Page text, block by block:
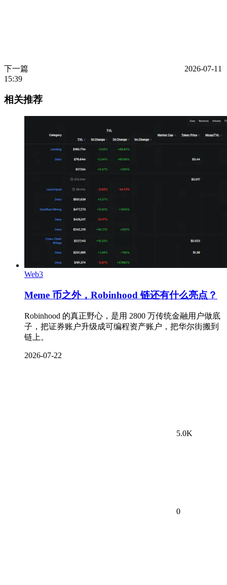
下一篇
2026-07-11
15:39
相关推荐
Web3
Meme 币之外，Robinhood 链还有什么亮点？
Robinhood 的真正野心，是用 2800 万传统金融用户做底
子，把证券账户升级成可编程资产账户，把华尔街搬到
链上。
2026-07-22
5.0K
0